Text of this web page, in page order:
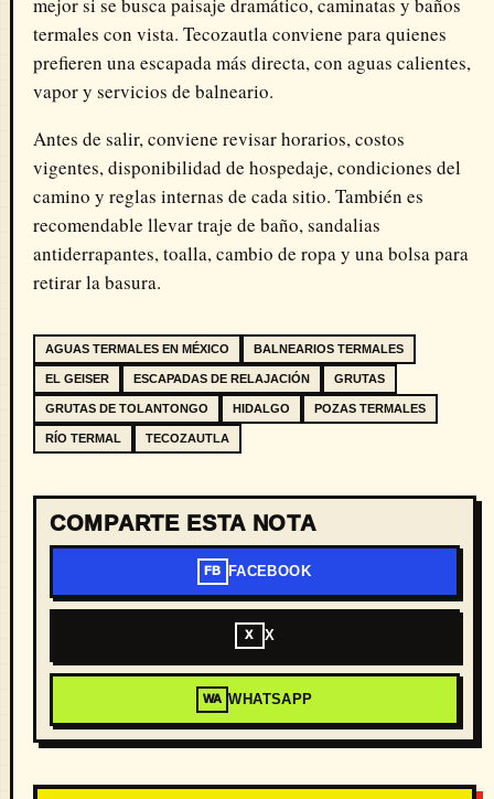
termales con vista. Tecozautla conviene para quienes
prefieren una escapada más directa, con aguas calientes,
vapor y servicios de balneario.
Antes de salir, conviene revisar horarios, costos
vigentes, disponibilidad de hospedaje, condiciones del
camino y reglas internas de cada sitio. También es
recomendable llevar traje de baño, sandalias
antiderrapantes, toalla, cambio de ropa y una bolsa para
retirar la basura.
AGUAS TERMALES EN MÉXICO BALNEARIOS TERMALES
EL GEISER ESCAPADAS DE RELAJACIÓN GRUTAS
GRUTAS DE TOLANTONGO HIDALGO POZAS TERMALES
RÍO TERMAL TECOZAUTLA
COMPARTE ESTA NOTA
FB FACEBOOK
X X
WA WHATSAPP